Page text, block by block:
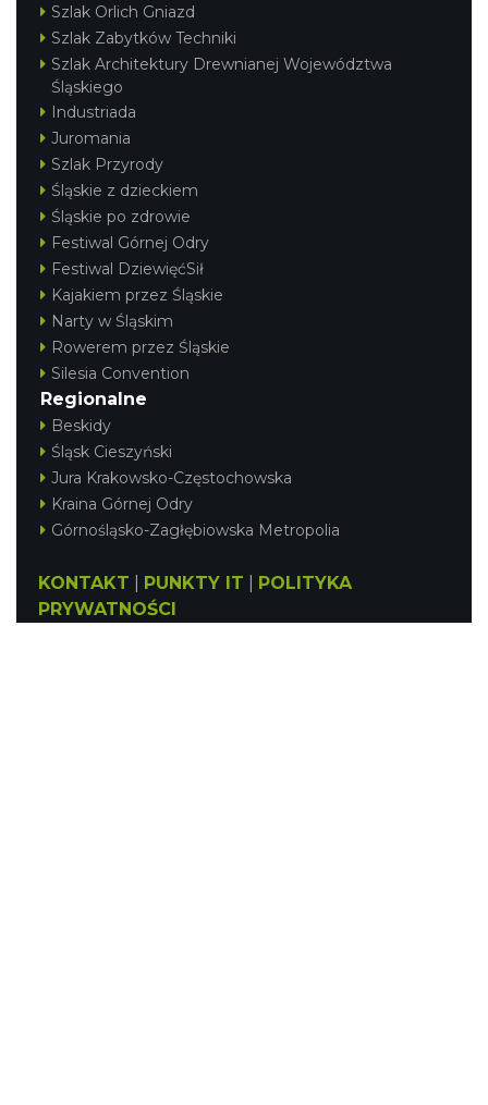
Szlak Orlich Gniazd
Szlak Zabytków Techniki
Szlak Architektury Drewnianej Województwa
Śląskiego
Industriada
Juromania
Szlak Przyrody
Śląskie z dzieckiem
Śląskie po zdrowie
Festiwal Górnej Odry
Festiwal DziewięćSił
Kajakiem przez Śląskie
Narty w Śląskim
Rowerem przez Śląskie
Silesia Convention
Regionalne
Beskidy
Śląsk Cieszyński
Jura Krakowsko-Częstochowska
Kraina Górnej Odry
Górnośląsko-Zagłębiowska Metropolia
KONTAKT PUNKTY IT
POLITYKA
PRYWATNOŚCI